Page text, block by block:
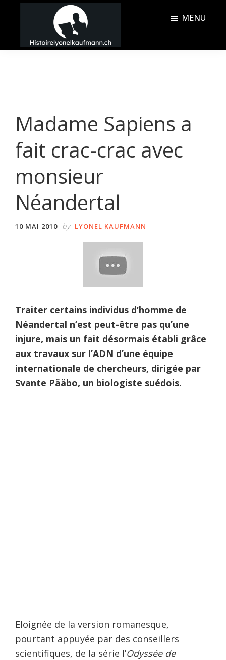
principal
barreHistoire
MENU
Madame Sapiens a
fait crac-crac avec
monsieur
Néandertal
10 MAI 2010 by LYONEL KAUFMANN
Traiter certains individus d’homme de
Néandertal n’est peut-être pas qu’une
injure, mais un fait désormais établi grâce
aux travaux sur l’ADN d’une équipe
internationale de chercheurs, dirigée par
Svante Pääbo, un biologiste suédois.
Eloignée de la version romanesque,
pourtant appuyée par des conseillers
scientifiques, de la série l’Odyssée de